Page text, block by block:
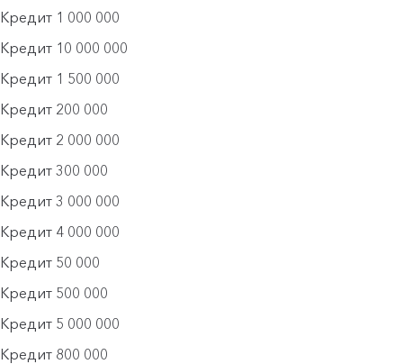
Кредит 1 000 000
Кредит 10 000 000
Кредит 1 500 000
Кредит 200 000
Кредит 2 000 000
Кредит 300 000
Кредит 3 000 000
Кредит 4 000 000
Кредит 50 000
Кредит 500 000
Кредит 5 000 000
Кредит 800 000